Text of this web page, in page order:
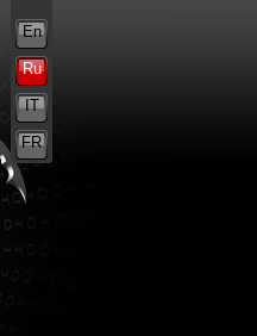
En
Ru
IT
FR